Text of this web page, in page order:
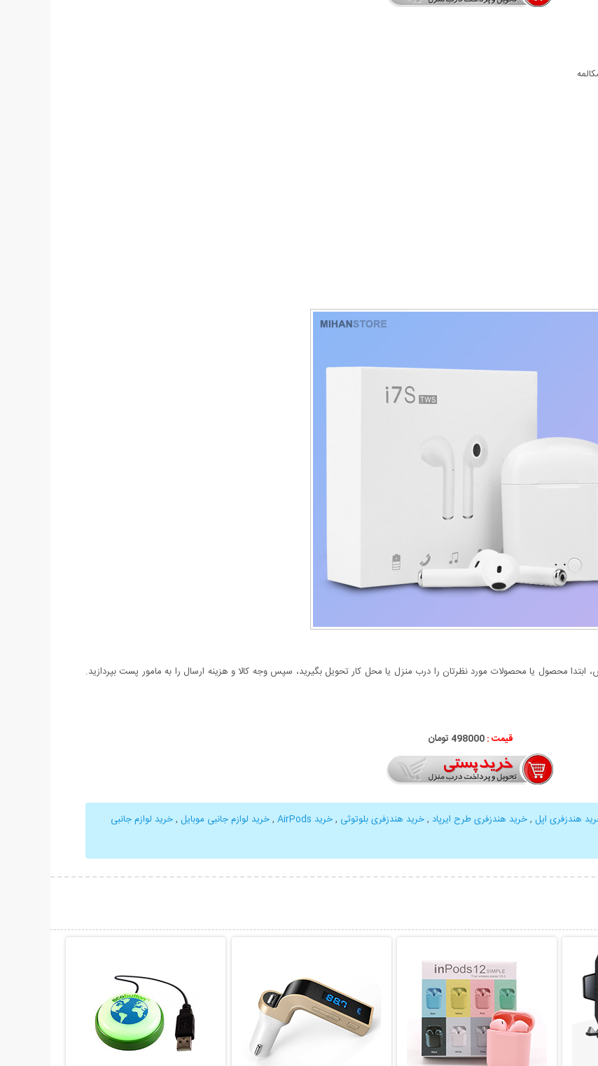
محصول یا محصولات مورد نظرتان را درب منزل یا محل کار تحویل بگیرید، سپس وجه کالا و هزینه ارسال را به مامور پست بپردازید.
قیمت : 498000 تومان
هندزفری اپل ,خرید هندزفری طرح ایرپاد ,خرید هندزفری بلوتوثی ,خرید AirPods ,خرید لوازم جانبی موبایل ,خرید لوازم جانبی